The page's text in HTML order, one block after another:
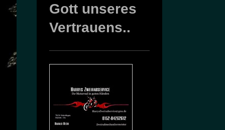
Gott unseres
Vertrauens..